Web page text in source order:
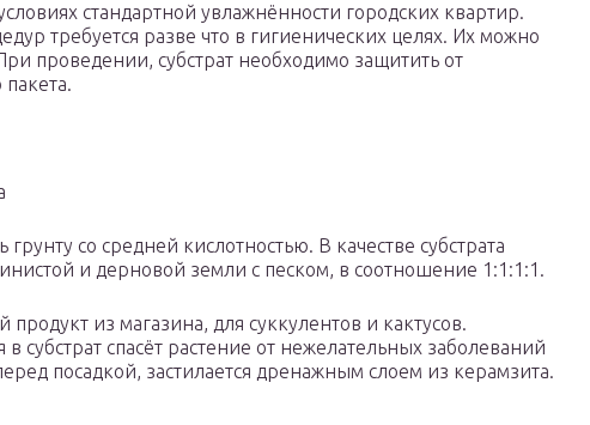
стандартной увлажнённости городских квартир.
требуется разве что в гигиенических целях. Их можно
проведении, субстрат необходимо защитить от
грунту со средней кислотностью. В качестве субстрата
и дерновой земли с песком, в соотношение 1:1:1:1.
из магазина, для суккулентов и кактусов.
субстрат спасёт растение от нежелательных заболеваний
посадкой, застилается дренажным слоем из керамзита.